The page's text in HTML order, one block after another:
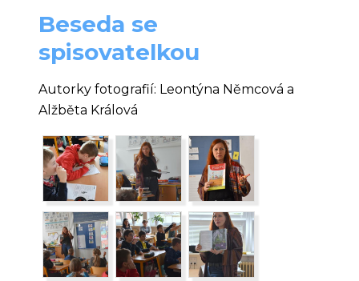
Beseda se
spisovatelkou
Autorky fotografií: Leontýna Němcová a
Alžběta Králová